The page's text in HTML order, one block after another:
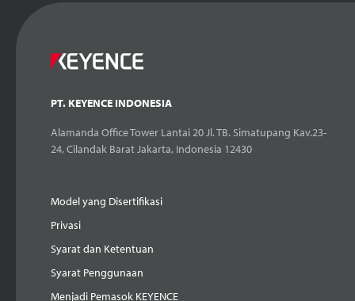
PT. KEYENCE INDONESIA
Alamanda Office Tower Lantai 20 Jl. TB. Simatupang Kav.23-
24, Cilandak Barat Jakarta, Indonesia 12430
Model yang Disertifikasi
Privasi
Syarat dan Ketentuan
Syarat Penggunaan
Menjadi Pemasok KEYENCE